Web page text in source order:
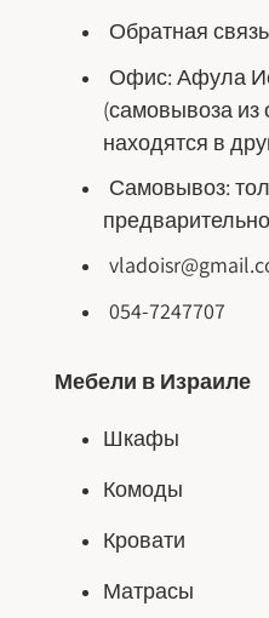
Обратная связь
Офис: Афула
(самовывоза из
находятся в
Самовывоз:
054-7247707
Мебели в Израиле
Шкафы
Комоды
Кровати
Матрасы